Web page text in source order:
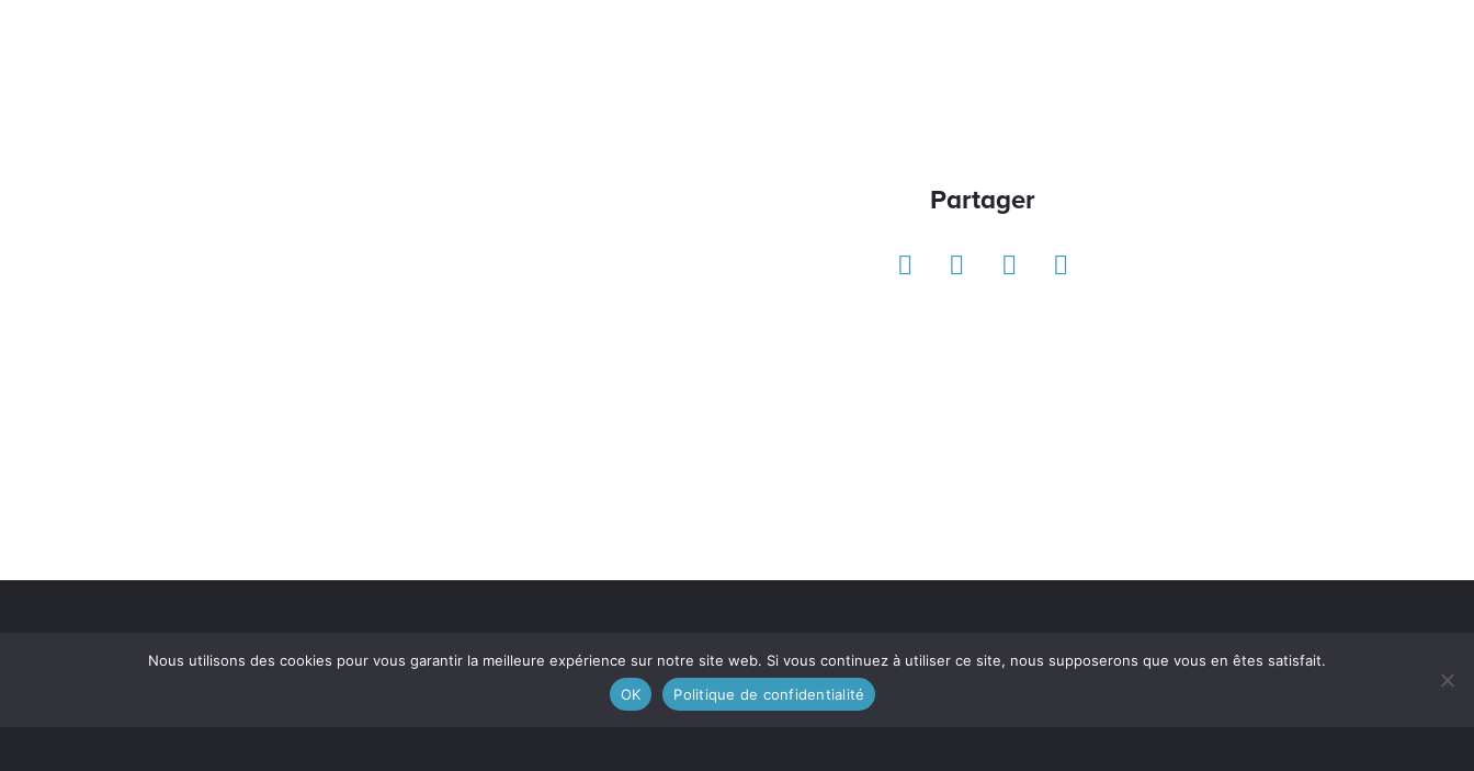
Partager
Contactez-nous Devenez membre
Nous utilisons des cookies pour vous garantir la meilleure expérience sur notre site web. Si vous continuez à utiliser ce site, nous supposerons que vous en êtes satisfait.
OK
Politique de confidentialité